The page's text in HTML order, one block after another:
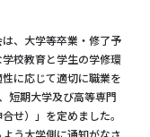
、大学等卒業・修了予
校教育と学生の学修環
に応じて適切に職業を
短期大学及び高等専門
せ）」を定めました。
う大学側に通知がなさ